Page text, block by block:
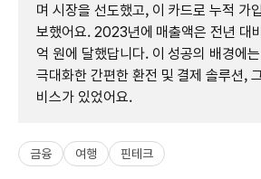
며 시장을 선도했고, 이 카드로 누적 가
보했어요. 2023년에 매출액은 전년 대
억 원에 달했답니다. 이 성공의 배경에
극대화한 간편한 환전 및 결제 솔루션,
비스가 있었어요.
금융 여행 핀테크